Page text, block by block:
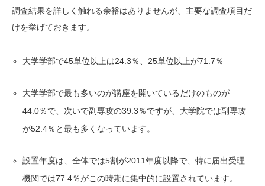
調査結果を詳しく触れる余裕はありませんが、主要な調査項目だ
けを挙げておきます。
大学学部で45単位以上は24.3％、25単位以上が71.7％
大学学部で最も多いのが講座を開いているだけのものが
44.0％で、次いで副専攻の39.3％ですが、大学院では副専攻
が52.4％と最も多くなっています。
設置年度は、全体では5割が2011年度以降で、特に届出受理
機関では77.4％がこの時期に集中的に設置されています。